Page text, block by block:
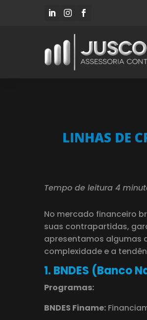
  
LINHAS DE
Tempo de leitura 4
No mercado financeiro
suas contrapartidas,
apresentamos algumas
complexidade e a
1. BNDES (Banco
Programas:
BNDES Finame: